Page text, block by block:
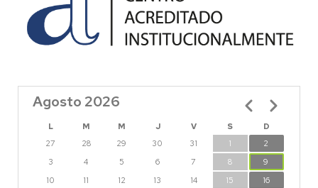
Agosto 2026
L M M J V S
D
27
28 29 30 31 1
2
3
4 5 6 7 8
9
10
11 12 13 14 15
16
Paginación